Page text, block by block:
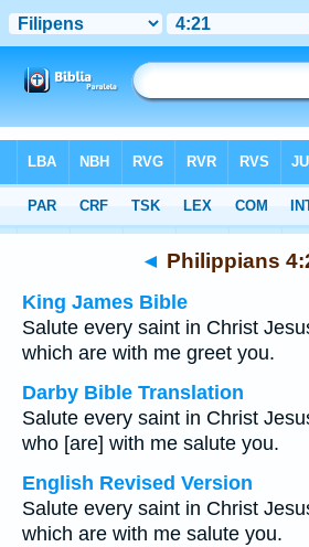
Multilingual > Philippians 4:21
◄ Philippians
King James Bible
Salute every saint in Christ
which are with me greet you.
Darby Bible Translation
Salute every saint in Christ
who [are] with me salute you.
English Revised Version
Salute every saint in Christ
which are with me salute you.